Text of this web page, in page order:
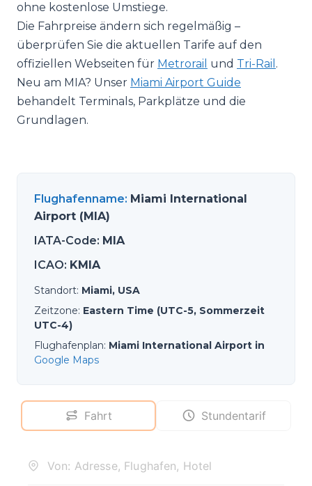
ohne kostenlose Umstiege.
Die Fahrpreise ändern sich regelmäßig –
überprüfen Sie die aktuellen Tarife auf den
offiziellen Webseiten für Metrorail und Tri-Rail .
Neu am MIA? Unser Miami Airport Guide
behandelt Terminals, Parkplätze und die
Grundlagen.
Flughafenname: Miami International
Airport (MIA)
IATA-Code: MIA
ICAO: KMIA
Standort: Miami, USA
Zeitzone: Eastern Time (UTC-5, Sommerzeit
UTC-4)
Flughafenplan: Miami International Airport in
Google Maps